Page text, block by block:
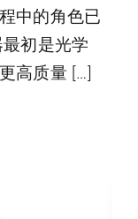
中的角色已
初是光学
高质量 […]